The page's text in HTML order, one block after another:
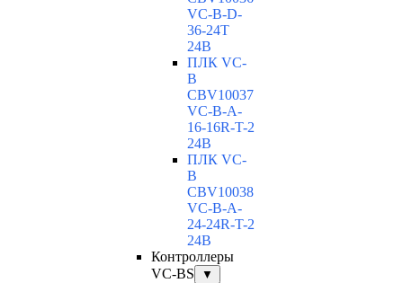
VC-В-D-
36-24T
24В
ПЛК VC-
B
CBV10037
VC-В-A-
16-16R-T-2
24В
ПЛК VC-
B
CBV10038
VC-В-A-
24-24R-T-2
24В
Контроллеры
VC-BS
▼